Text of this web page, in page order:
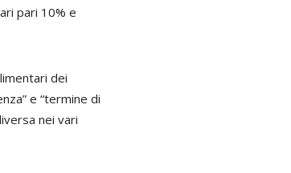
pari 10% e
dei
e “termine di
nei vari